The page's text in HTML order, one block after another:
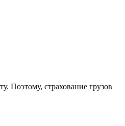
Поэтому, страхование грузов